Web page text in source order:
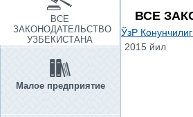
ВСЕ
ЗАКОНОДАТЕЛЬСТВО
УЗБЕКИСТАНА
Малое предприятие
ВСЕ
ЎзР
2015 йил